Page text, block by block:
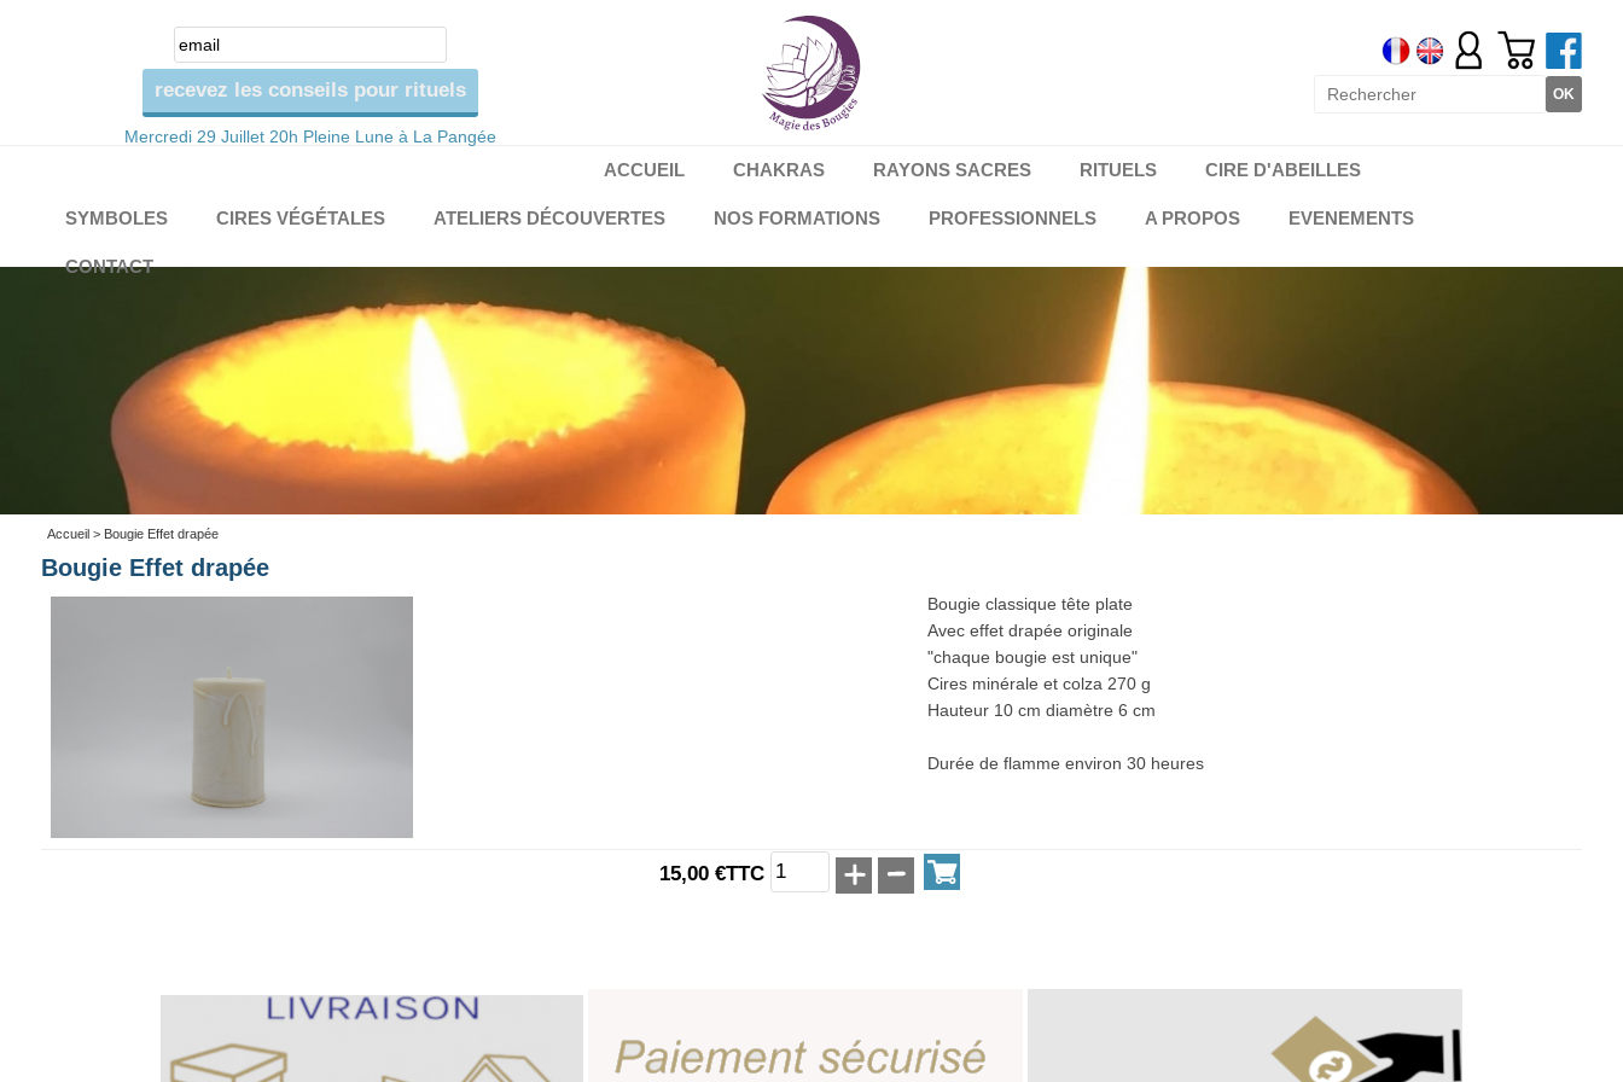
Mercredi 29 Juillet 20h Pleine Lune à La Pangée
ACCUEIL CHAKRAS RAYONS SACRES RITUELS CIRE D'ABEILLES
SYMBOLES CIRES VÉGÉTALES ATELIERS DÉCOUVERTES NOS FORMATIONS PROFESSIONNELS A PROPOS EVENEMENTS
CONTACT
Accueil> Bougie Effet drapée
Bougie Effet drapée
Bougie classique tête plate
Avec effet drapée originale
"chaque bougie est unique"
Cires minérale et colza 270 g
Hauteur 10 cm diamètre 6 cm
Durée de flamme environ 30 heures
15,00 €TTC